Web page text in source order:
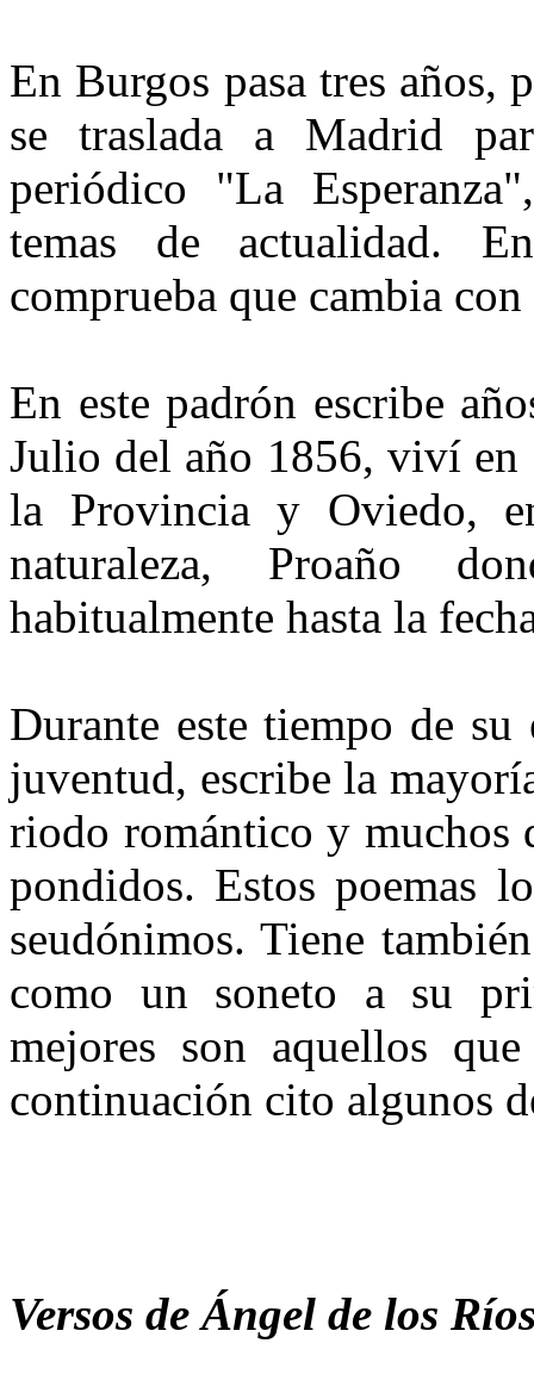
En Burgos pasa tres años,
se traslada a Madrid
periódico "La
temas de actuali­dad.
comprueba que cambia
En este padrón escribe
Julio del año 1856, viví en
la Provincia y Oviedo,
naturaleza, Proaño
habitualmente hasta la
Durante este tiempo de
juventud, escribe la
riodo romántico y muchos
pondidos. Estos poemas
seu­dónimos. Tiene
como un soneto a su
mejores son aquellos
continuación cito al­gunos
Versos de Ángel de los